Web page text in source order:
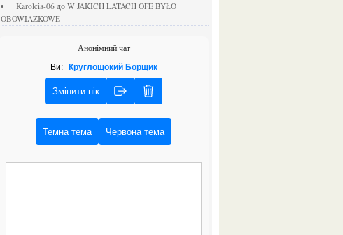
karolcia-06до W JAKICH LATACH OFE BYŁO
OBOWIAZKOWE
Анонімний чат
Ви: Круглощокий Борщик
Змінити нік
Темна тема Червона тема